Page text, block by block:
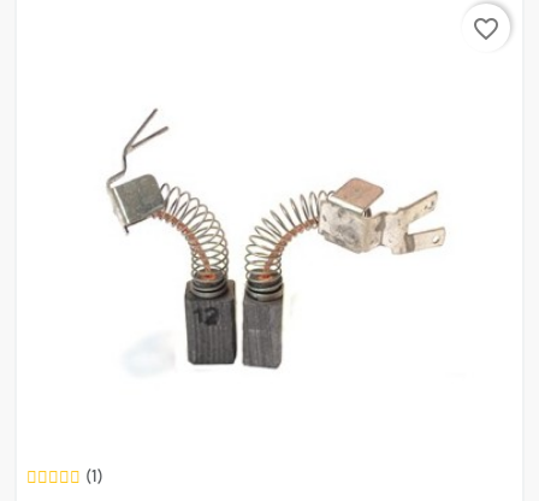
favorite_border
(1)